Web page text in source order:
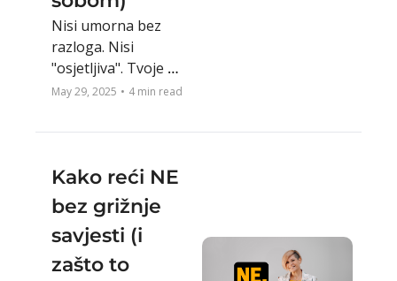
Nisi umorna bez
razloga. Nisi
"osjetljiva". Tvoje
tijelo ti govori – nauči
May 29, 2025 • 4 min read
Kako reći NE
bez grižnje
savjesti (i
zašto to